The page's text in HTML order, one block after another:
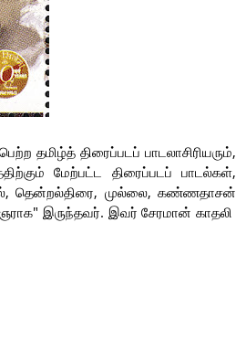
தமிழ்த் திரைப்படப் பாடலாசிரியரும்,
மேற்பட்ட திரைப்படப் பாடல்கள்,
தென்றல்திரை, முல்லை, கண்ணதாசன்
இருந்தவர். இவர் சேரமான் காதலி